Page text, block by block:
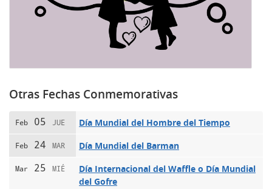
Otras Fechas Conmemorativas
Feb 05 JUE Día Mundial del Hombre del Tiempo
Feb 24 MAR Día Mundial del Barman
Mar 25 MIÉ
Día Internacional del Waffle o Día Mundial
del Gofre